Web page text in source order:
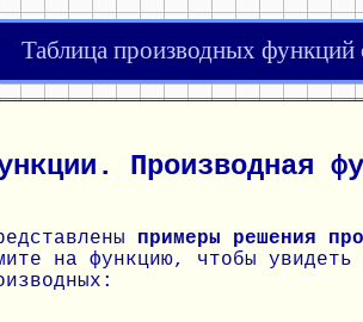
Таблица производных
Производная
примеры решения
на функцию, чтобы